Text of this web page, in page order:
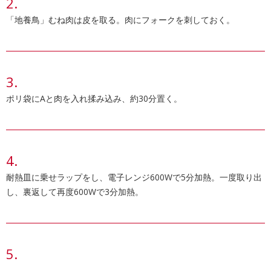
「地養鳥」むね肉は皮を取る。肉にフォークを刺しておく。
ポリ袋にAと肉を入れ揉み込み、約30分置く。
耐熱皿に乗せラップをし、電子レンジ600Wで5分加熱。一度取り出
し、裏返して再度600Wで3分加熱。